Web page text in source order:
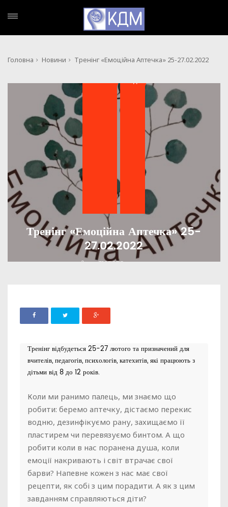
Головна Новини Тренінг «Емоційна Аптечка» 25-27.02.2022
,
Тренінг «Емоційна Аптечка» 25-
27.02.2022
ADMIN 13 ЛЮТОГО, 2022 1178
Тренінг відбудеться 25-27 лютого та призначений для
вчителів, педагогів, психологів, катехитів, які працюють з
дітьми від 8 до 12 років.
Коли ми ранимо палець, ми знаємо що
робити: беремо аптечку, дістаємо перекис
водню, дезинфікуємо рану, захищаємо її
пластирем чи перевязуємо бинтом. А що
робити коли в нас поранена душа, коли
емоції накривають і світ втрачає свої
барви? Напевне кожен з нас має свої
рецепти, як собі з цим порадити. А як з цим
завданням справляються діти?